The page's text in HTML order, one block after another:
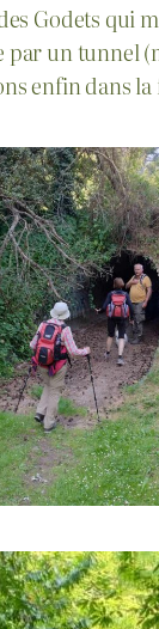
Godets qui
par un tunnel
enfin dans la